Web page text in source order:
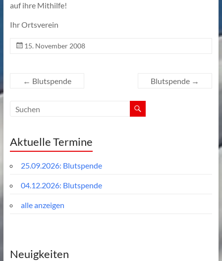
auf ihre Mithilfe!
Ihr Ortsverein
15. November 2008
← Blutspende Blutspende →
Aktuelle Termine
25.09.2026: Blutspende
04.12.2026: Blutspende
alle anzeigen
Neuigkeiten